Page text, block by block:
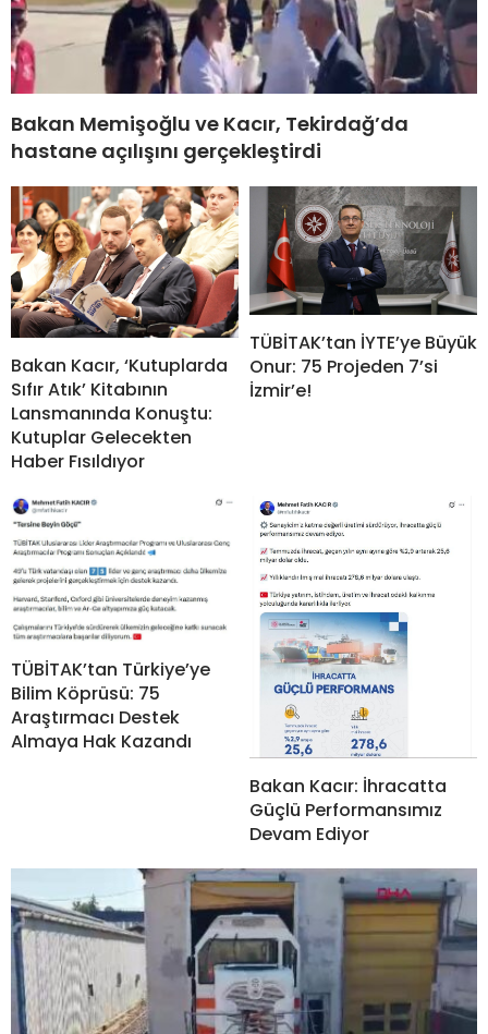
Bakan Memişoğlu ve Kacır, Tekirdağ’da
hastane açılışını gerçekleştirdi
Bakan Kacır, ‘Kutuplarda
Sıfır Atık’ Kitabının
Lansmanında Konuştu:
Kutuplar Gelecekten
Haber Fısıldıyor
TÜBİTAK’tan İYTE’ye Büyük
Onur: 75 Projeden 7’si
İzmir’e!
TÜBİTAK’tan Türkiye’ye
Bilim Köprüsü: 75
Araştırmacı Destek
Almaya Hak Kazandı
Bakan Kacır: İhracatta
Güçlü Performansımız
Devam Ediyor